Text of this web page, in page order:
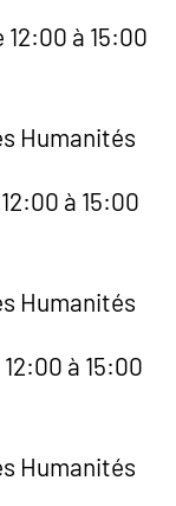
12:00 à 15:00
Humanités
à 15:00
Humanités
à 15:00
Humanités